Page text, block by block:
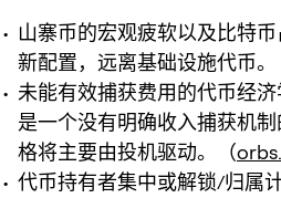
山寨币的宏观疲软以及比特
新配置，远离基础设施代币。
未能有效捕获费用的代币经
是一个没有明确收入捕获机
格将主要由投机驱动。（
代币持有者集中或解锁/归属